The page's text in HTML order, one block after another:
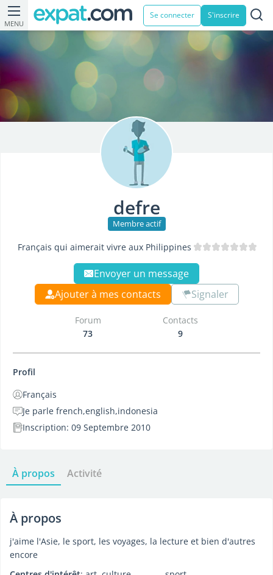
MENU
Se connecter S'inscrire
defre
Membre actif
Français qui aimerait vivre aux Philippines
Envoyer un message
Ajouter à mes contacts
Signaler
Forum
73
Contacts
9
Profil
Français
Je parle french,english,indonesia
Inscription: 09 Septembre 2010
À propos Activité
À propos
j'aime l'Asie, le sport, les voyages, la lecture et bien d'autres
encore